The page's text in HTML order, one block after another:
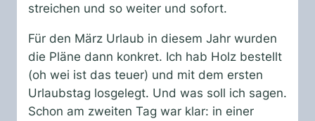
streichen und so weiter und sofort.
Für den März Urlaub in diesem Jahr wurden
die Pläne dann konkret. Ich hab Holz bestellt
(oh wei ist das teuer) und mit dem ersten
Urlaubstag losgelegt. Und was soll ich sagen.
Schon am zweiten Tag war klar: in einer